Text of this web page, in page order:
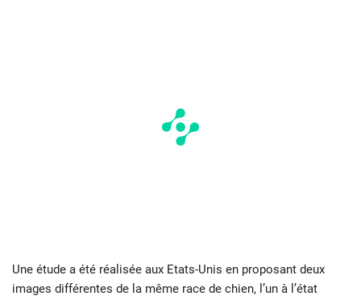
Une étude a été réalisée aux Etats-Unis en proposant deux
images différentes de la même race de chien, l’un à l’état